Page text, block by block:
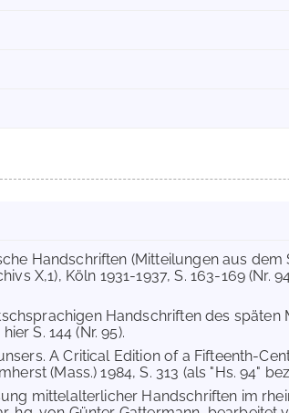
Handschriften (Mitteilungen aus dem
X,1), Köln 1931-1937, S. 163-169 (Nr.
Handschriften des späten
S. 144 (Nr. 95).
A Critical Edition of a Fifteenth-
(Mass.) 1984, S. 313 (als "Hs. 94"
mittelalterlicher Handschriften im